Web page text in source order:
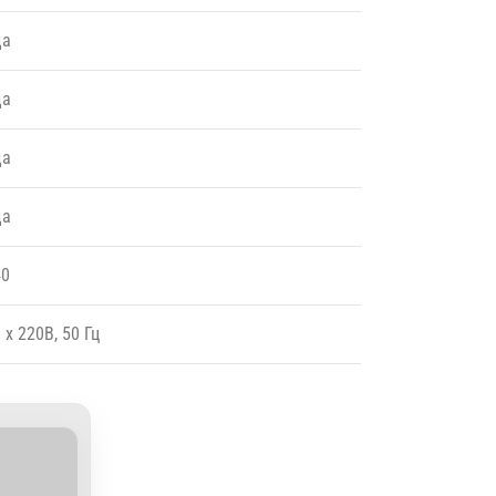
x 220В, 50 Гц